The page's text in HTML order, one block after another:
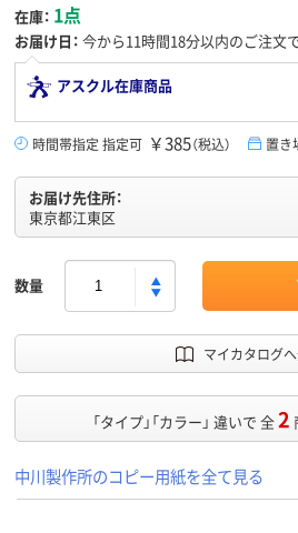
在庫： 1点
お届け日： 今から11時間18分以内のご注文で
アスクル在庫商品
時間帯指定 指定可 ￥385（税込） 置き
お届け先住所：
東京都江東区
数量
マイカタログ
「タイプ」「カラー」 違いで 全2
中川製作所のコピー用紙を全て見る